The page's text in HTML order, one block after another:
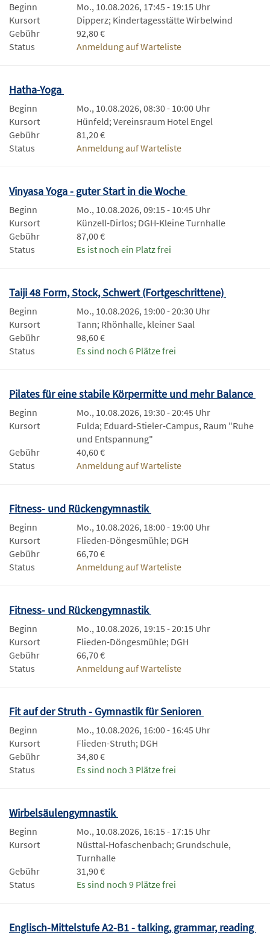
Beginn
Mo., 10.08.2026, 17:45 - 19:15 Uhr
Kursort
Dipperz; Kindertagesstätte Wirbelwind
Gebühr
92,80 €
Status
Anmeldung auf Warteliste
Hatha-Yoga
Beginn
Mo., 10.08.2026, 08:30 - 10:00 Uhr
Kursort
Hünfeld; Vereinsraum Hotel Engel
Gebühr
81,20 €
Status
Anmeldung auf Warteliste
Vinyasa Yoga - guter Start in die Woche
Beginn
Mo., 10.08.2026, 09:15 - 10:45 Uhr
Kursort
Künzell-Dirlos; DGH-Kleine Turnhalle
Gebühr
87,00 €
Status
Es ist noch ein Platz frei
Taiji 48 Form, Stock, Schwert (Fortgeschrittene)
Beginn
Mo., 10.08.2026, 19:00 - 20:30 Uhr
Kursort
Tann; Rhönhalle, kleiner Saal
Gebühr
98,60 €
Status
Es sind noch 6 Plätze frei
Pilates für eine stabile Körpermitte und mehr Balance
Beginn
Mo., 10.08.2026, 19:30 - 20:45 Uhr
Kursort
Fulda; Eduard-Stieler-Campus, Raum "Ruhe
und Entspannung"
Gebühr
40,60 €
Status
Anmeldung auf Warteliste
Fitness- und Rückengymnastik
Beginn
Mo., 10.08.2026, 18:00 - 19:00 Uhr
Kursort
Flieden-Döngesmühle; DGH
Gebühr
66,70 €
Status
Anmeldung auf Warteliste
Fitness- und Rückengymnastik
Beginn
Mo., 10.08.2026, 19:15 - 20:15 Uhr
Kursort
Flieden-Döngesmühle; DGH
Gebühr
66,70 €
Status
Anmeldung auf Warteliste
Fit auf der Struth - Gymnastik für Senioren
Beginn
Mo., 10.08.2026, 16:00 - 16:45 Uhr
Kursort
Flieden-Struth; DGH
Gebühr
34,80 €
Status
Es sind noch 3 Plätze frei
Wirbelsäulengymnastik
Beginn
Mo., 10.08.2026, 16:15 - 17:15 Uhr
Kursort
Nüsttal-Hofaschenbach; Grundschule,
Turnhalle
Gebühr
31,90 €
Status
Es sind noch 9 Plätze frei
Englisch-Mittelstufe A2-B1 - talking, grammar, reading